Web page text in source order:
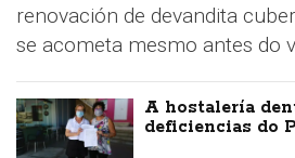
renovación de devandita
se acometa mesmo antes do
A hostalería
deficiencias do